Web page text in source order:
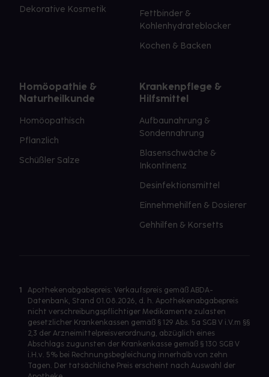
Dekorative Kosmetik
Fettbinder &
Kohlenhydrateblocker
Kochen & Backen
Homöopathie &
Naturheilkunde
Homöopathisch
Pflanzlich
Schüßler Salze
Krankenpflege &
Hilfsmittel
Aufbaunahrung &
Sondennahrung
Blasenschwäche &
Inkontinenz
Desinfektionsmittel
Einnehmehilfen & Dosierer
Gehhilfen & Korsetts
1
Apothekenabgabepreis: Verkaufspreis gemäß ABDA-
Datenbank, Stand 01.08.2026, d. h. Apothekenabgabepreis
nicht verschreibungspflichtiger Medikamente zulasten
gesetzlicher Krankenkassen gemäß § 129 Abs. 5a SGB V i.V.m §§
2,3 der Arzneimittelpreisverordnung, abzüglich eines
Abschlags zugunsten der Krankenkasse gemäß § 130 SGB V
i.H.v. 5% bei Rechnungsbegleichung innerhalb von zehn
Tagen. Der tatsächliche Preis erscheint nach Auswahl der